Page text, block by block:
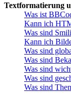
Textformatierung
Was ist
Kann ich
Was sind
Kann ich
Was sind
Was sind
Was sind
Was sind
Was sind